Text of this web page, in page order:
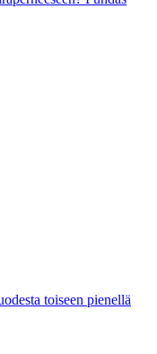
toiseen pienellä